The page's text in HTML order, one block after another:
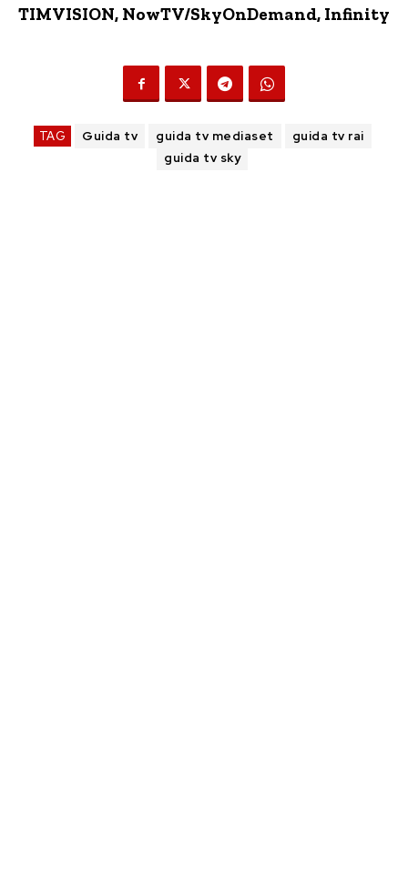
TIMVISION, NowTV/SkyOnDemand, Infinity
TAG Guida tv guida tv mediaset
guida tv rai
guida tv sky